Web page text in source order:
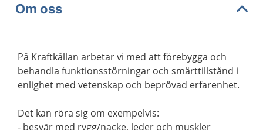
Om oss
På Kraftkällan arbetar vi med att förebygga och
behandla funktionsstörningar och smärttillstånd i
enlighet med vetenskap och beprövad erfarenhet.
Det kan röra sig om exempelvis:
- besvär med rygg/nacke, leder och muskler